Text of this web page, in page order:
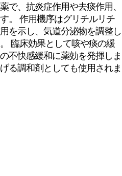
で、抗炎症作用や去痰作用、
。 作用機序はグリチルリチ
を示し、気道分泌物を調整し
臨床効果として咳や痰の緩
不快感緩和に薬効を発揮しま
る調和剤としても使用されま